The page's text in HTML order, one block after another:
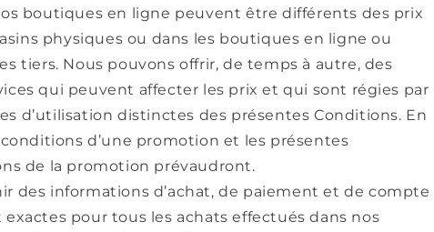
boutiques en ligne peuvent être différents des prix
physiques ou dans les boutiques en ligne ou
tiers. Nous pouvons offrir, de temps à autre, des
qui peuvent affecter les prix et qui sont régies par
d’utilisation distinctes des présentes Conditions. En
d’une promotion et les présentes
de la promotion prévaudront.
des informations d’achat, de paiement et de compte
pour tous les achats effectués dans nos